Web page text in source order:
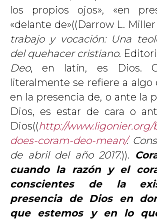
los propios ojos», «en
«delante de»((Darrow L. Miller
trabajo y vocación: Una
del quehacer cristiano.
Deo, en latín, es Dios.
literalmente se refiere a algo
en la presencia de, o ante la
Dios, es estar de cara o
Dios((http://
does-coram-deo-mean/.
de abril del año 2017.)).
cuando la razón y el
conscientes de la
presencia de Dios en
que estemos y en lo